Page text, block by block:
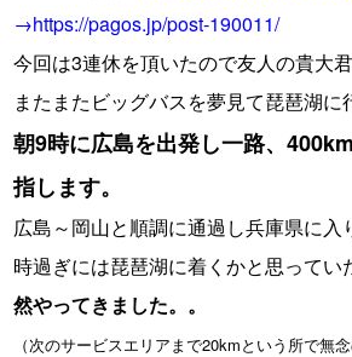
→https://pagos.jp/post-190011/
今回は3連休を頂いたので友人の貴大
またまたビッグバスを夢見て琵琶湖に
朝9時に広島を出発し一路、
指します。
広島～岡山と順調に通過し兵庫県に入
時過ぎには琵琶湖に着くかと思ってい
然やってきました。。
（次のサービスエリアまで20kmという所で無